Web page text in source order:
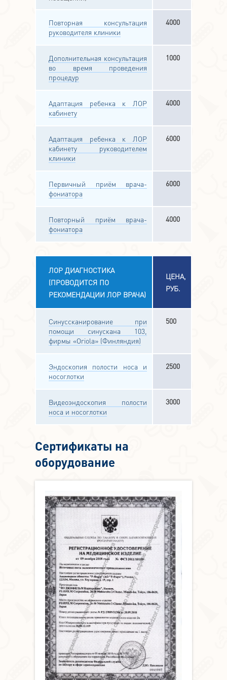
Повторная консультация
руководителя клиники
4000
Дополнительная консультация
во время проведения
процедур
1000
Адаптация ребенка к ЛОР
кабинету
4000
Адаптация ребенка к ЛОР
кабинету руководителем
клиники
6000
Первичный приём врача-
фониатора
6000
Повторный приём врача-
фониатора
4000
ЛОР ДИАГНОСТИКА
(ПРОВОДИТСЯ ПО
РЕКОМЕНДАЦИИ ЛОР ВРАЧА)
ЦЕНА,
РУБ.
Синуссканирование при
помощи синускана 103,
фирмы «Oriola» (Финляндия)
500
Эндоскопия полости носа и
носоглотки
2500
Видеоэндоскопия полости
носа и носоглотки
3000
Сертификаты на
оборудование